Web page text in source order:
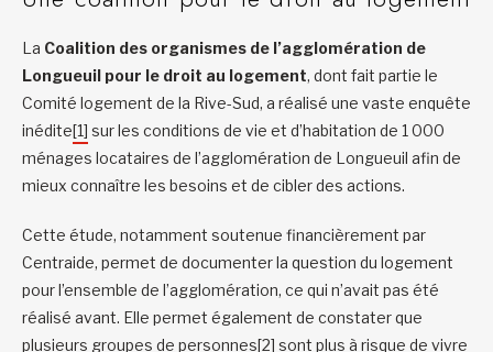
La Coalition des organismes de l’agglomération de
Longueuil pour le droit au logement, dont fait partie le
Comité logement de la Rive-Sud, a réalisé une vaste enquête
inédite[1] sur les conditions de vie et d’habitation de 1 000
ménages locataires de l’agglomération de Longueuil afin de
mieux connaître les besoins et de cibler des actions.
Cette étude, notamment soutenue financièrement par
Centraide, permet de documenter la question du logement
pour l’ensemble de l’agglomération, ce qui n’avait pas été
réalisé avant. Elle permet également de constater que
plusieurs groupes de personnes[2] sont plus à risque de vivre